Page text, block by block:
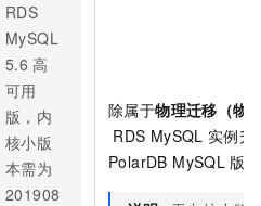
RDS
MySQL
5.6 高
可用
版，内
核小版
本需为
201908
除属于物理迁移（物
RDS MySQL 实例升
PolarDB MySQL 版